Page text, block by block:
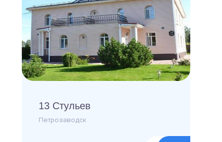
13 Стульев
Петрозаводск